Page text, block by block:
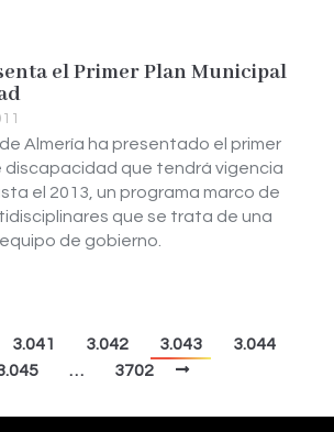
el Primer Plan Municipal
Almería ha presentado el primer
discapacidad que tendrá vigencia
el 2013, un programa marco de
que se trata de una
de gobierno.
3.041 3.042 3.043
3.044
… 3702